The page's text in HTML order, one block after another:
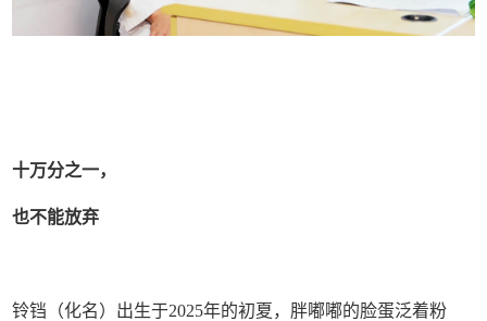
十万分之一，
也不能放弃
铃铛（化名）出生于2025年的初夏，胖嘟嘟的脸蛋泛着粉